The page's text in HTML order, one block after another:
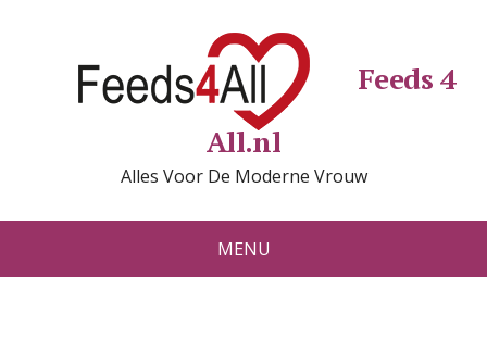
Feeds 4
All.nl
Alles Voor De Moderne Vrouw
MENU